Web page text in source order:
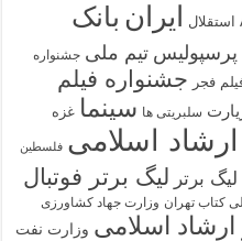
استقلال ایران بانک
پرسپولیس تیم ملی جشنواره
فجر جشنواره فیلم
سلبریتی ها سینما غزه
اسلامی فلسطین
لیگ برتر لیگ برتر فوتبال
کتاب تهران وزارت جهاد کشاورزی
اسلامی وزارت نفت